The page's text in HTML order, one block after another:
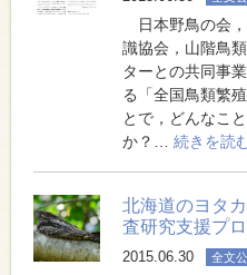
日本野鳥の会
識協会，山階鳥
ターとの共同事
る「全国鳥類繁
とで，どんなこ
か？… 続きを読
北海道のヨタ
査研究支援プ
2015.06.30 全文